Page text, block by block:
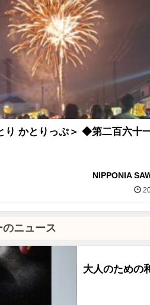
り かとりっぷ＞ ◆第二百六十
NIPPONIA
のニュース
大人のための